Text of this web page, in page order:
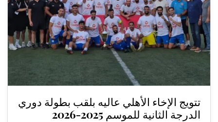
تتويج الإخاء الأهلي عاليه بلقب بطولة دوري
الدرجة الثانية للموسم 2025-2026